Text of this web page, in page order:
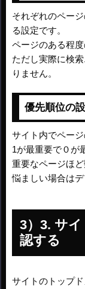
それぞれのペー
る設定です。
ページのある程
ただし実際に検
りません。
優先順位の
サイト内でペー
1が最重要で０が
重要なページほど
悩ましい場合はデ
3. サ
認する
サイトのトップ